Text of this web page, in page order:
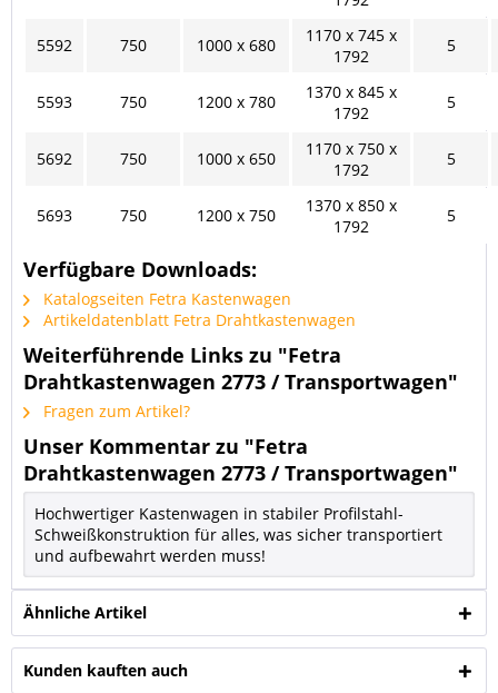
5592 750 1000 x 680
1170 x 745 x
1792
5
5593 750 1200 x 780
1370 x 845 x
1792
5
5692 750 1000 x 650
1170 x 750 x
1792
5
5693 750 1200 x 750
1370 x 850 x
1792
5
Verfügbare Downloads:
Katalogseiten Fetra Kastenwagen
Artikeldatenblatt Fetra Drahtkastenwagen
Weiterführende Links zu "Fetra
Drahtkastenwagen 2773 / Transportwagen"
Fragen zum Artikel?
Unser Kommentar zu "Fetra
Drahtkastenwagen 2773 / Transportwagen"
Hochwertiger Kastenwagen in stabiler Profilstahl-
Schweißkonstruktion für alles, was sicher transportiert
und aufbewahrt werden muss!
Ähnliche Artikel
Kunden kauften auch